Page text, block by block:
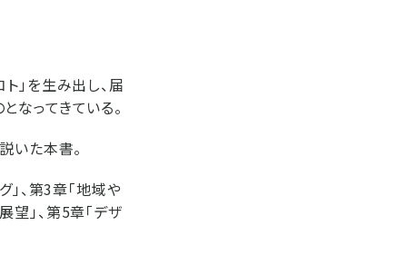
」を生み出し、届
なってきている。
いた本書。
、第3章「地域や
」、第5章「デザ